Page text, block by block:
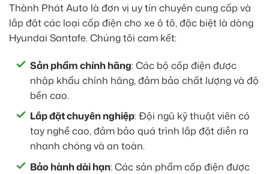
Thành Phát Auto là đơn vị uy tín chuyên cung cấp và
lắp đặt các loại cốp điện cho xe ô tô, đặc biệt là dòng
Hyundai Santafe. Chúng tôi cam kết:
Sản phẩm chính hãng: Các bộ cốp điện được
nhập khẩu chính hãng, đảm bảo chất lượng và độ
bền cao.
Lắp đặt chuyên nghiệp: Đội ngũ kỹ thuật viên có
tay nghề cao, đảm bảo quá trình lắp đặt diễn ra
nhanh chóng và an toàn.
Bảo hành dài hạn: Các sản phẩm cốp điện được